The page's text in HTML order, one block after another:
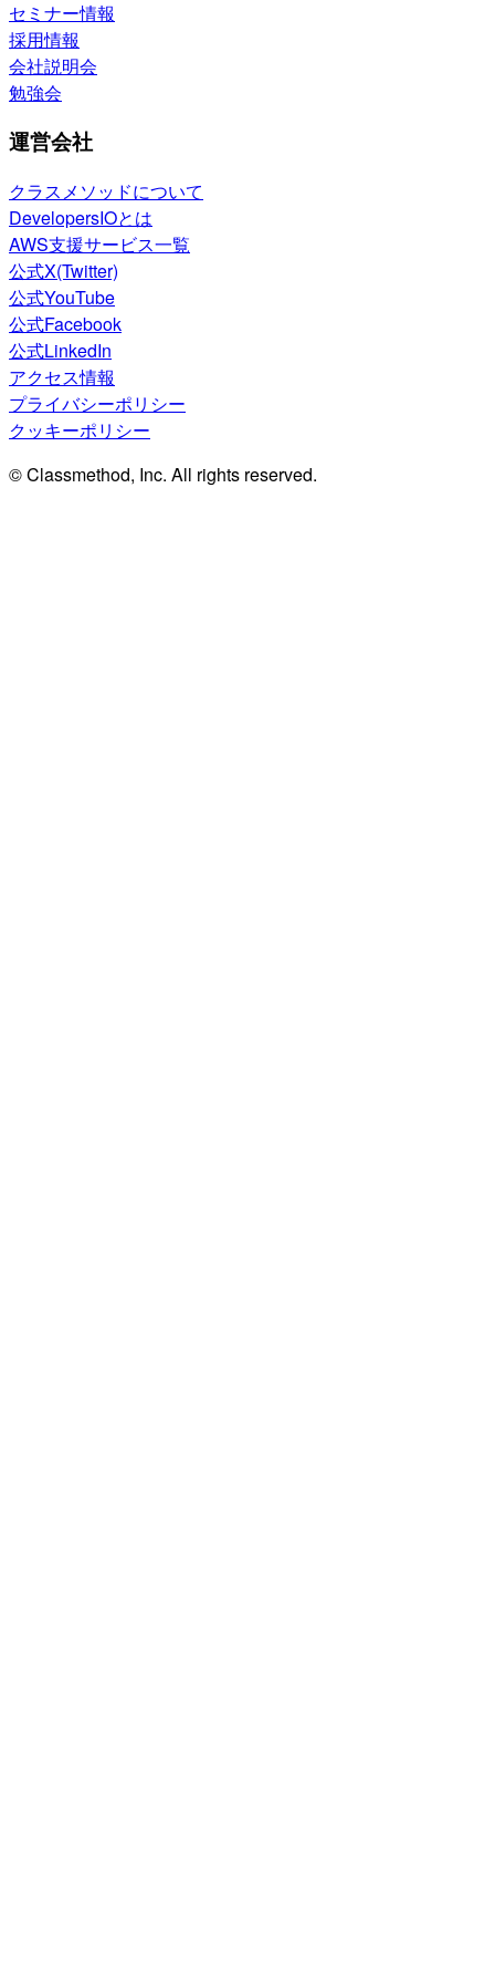
セミナー情報
採用情報
会社説明会
勉強会
運営会社
クラスメソッドについて
DevelopersIOとは
AWS支援サービス一覧
公式X(Twitter)
公式YouTube
公式Facebook
公式LinkedIn
アクセス情報
プライバシーポリシー
クッキーポリシー
© Classmethod, Inc. All rights reserved.